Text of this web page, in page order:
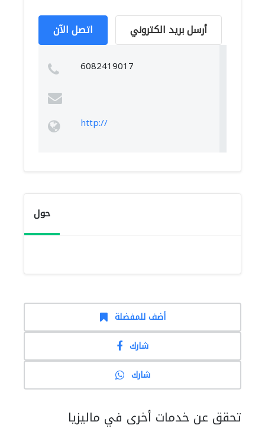
اتصل الآن أرسل بريد الكتروني
6082419017
http://
حول
أضف للمفضلة
شارك
شارك
تحقق عن خدمات أخرى في ماليزيا